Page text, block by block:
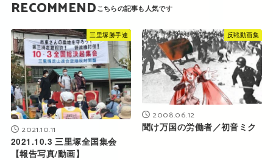
RECOMMEND
三里塚勝手連
2021.10.11
2021.10.3 三里塚全国集会
【報告写真/動画】
反戦動画集
2008.06.12
聞け万国の労働者／初音ミク